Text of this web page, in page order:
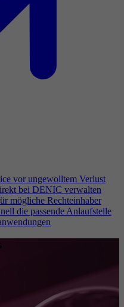
vor ungewolltem Verlust
bei DENIC verwalten
mögliche Rechteinhaber
die passende Anlaufstelle